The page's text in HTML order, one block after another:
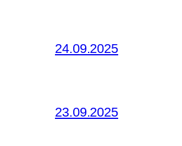
24.09.2025
23.09.2025